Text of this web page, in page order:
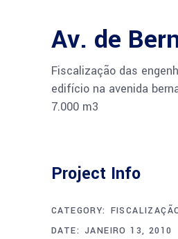
Av. de
Fiscalização das
edifício na avenida
7.000 m3
Project Info
CATEGORY:
DATE: JANEIRO 13, 2010